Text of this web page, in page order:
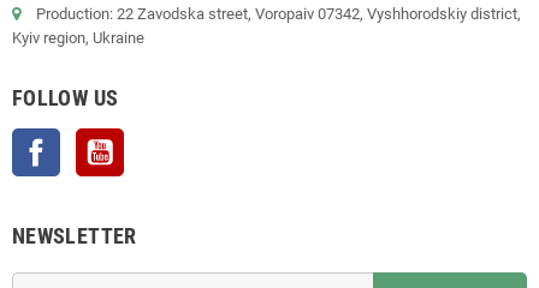
Production: 22 Zavodska street, Voropaiv 07342, Vyshhorodskiy district,
Kyiv region, Ukraine
FOLLOW US
Facebook
NEWSLETTER